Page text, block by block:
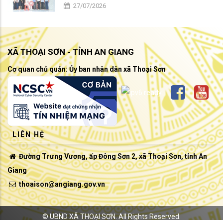
27/07/2026
XÃ THOẠI SƠN - TỈNH AN GIANG
Cơ quan chủ quản: Ủy ban nhân dân xã Thoại Sơn
LIÊN HỆ
Đường Trưng Vương, ấp Đông Sơn 2, xã Thoại Sơn, tỉnh An
Giang
thoaison@angiang.gov.vn
©UBND XÃ THOẠI SƠN.All Rights Reserved.